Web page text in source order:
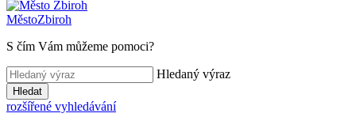
MěstoZbiroh
S čím Vám můžeme pomoci?
Hledaný výraz
Hledat
rozšířené vyhledávání